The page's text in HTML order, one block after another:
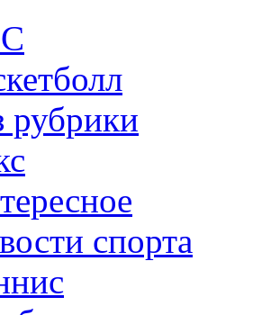
рубрики
спорта